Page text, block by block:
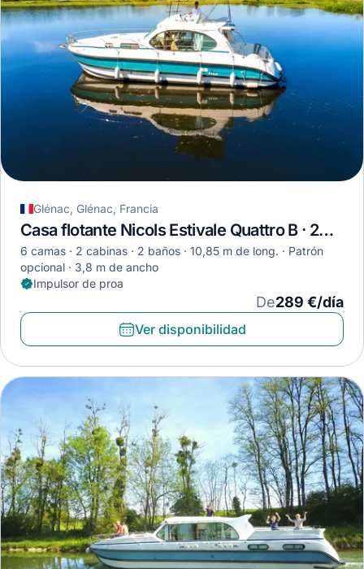
Glénac, Glénac, Francia
Casa flotante Nicols Estivale Quattro B · 2007
6 camas 2 cabinas 2 baños 10,85 m de long.
Patrón
opcional
3,8 m de ancho
Impulsor de proa
De289 €/día
Ver disponibilidad